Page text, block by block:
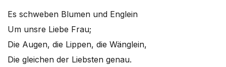
Es schweben Blumen und Englein
Um unsre Liebe Frau;
Die Augen, die Lippen, die Wänglein,
Die gleichen der Liebsten genau.